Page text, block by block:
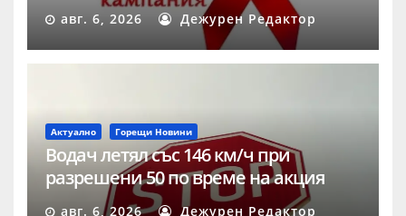
авг. 6, 2026 Дежурен Редактор
Актуално Горещи Новини
Водач летял със 146 км/ч при
разрешени 50 по време на акция
„Скорост“ в Шумен
авг. 6, 2026 Дежурен Редактор